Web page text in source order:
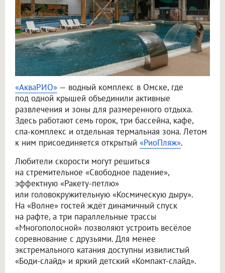
«АкваРИО» — водный комплекс в Омске, где
под одной крышей объединили активные
развлечения и зоны для размеренного отдыха.
Здесь работают семь горок, три бассейна, кафе,
спа-комплекс и отдельная термальная зона. Летом
к ним присоединяется открытый «РиоПляж».
Любители скорости могут решиться
на стремительное «Свободное падение»,
эффектную «Ракету-петлю»
или головокружительную «Космическую дыру».
На «Волне» гостей ждёт динамичный спуск
на рафте, а три параллельные трассы
«Многополосной» позволяют устроить весёлое
соревнование с друзьями. Для менее
экстремального катания доступны извилистый
«Боди-слайд» и яркий детский «Компакт-слайд».